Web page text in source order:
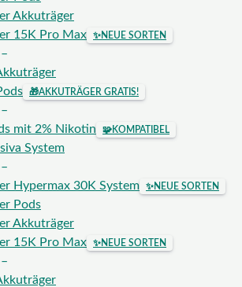
Akkuträger
15K Pro Max
✨NEUE SORTEN
🎁AKKUTRÄGER GRATIS!
mit 2% Nikotin
🧩KOMPATIBEL
System
Hypermax 30K System
✨NEUE SORTEN
Pods
Akkuträger
15K Pro Max
✨NEUE SORTEN